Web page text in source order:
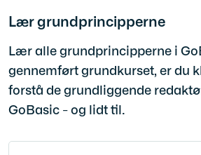
Lær grundprincipperne
Lær alle grundprincipperne i
gennemført grundkurset, er du
forstå de grundliggende
GoBasic - og lidt til.